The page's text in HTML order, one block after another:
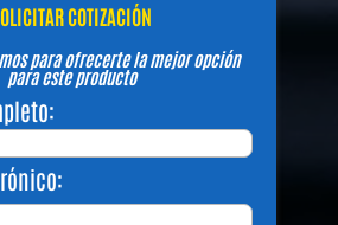
COTIZACIÓN
para ofrecerte la mejor opción
para este producto